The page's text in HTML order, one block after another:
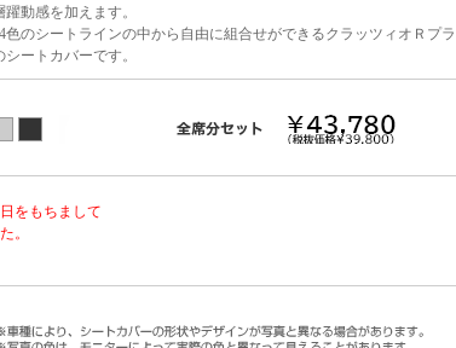
動感を加えます。
色のシートラインの中から自由に組合せができるクラッツィオＲプ
ートカバーです。
をもちまして
。